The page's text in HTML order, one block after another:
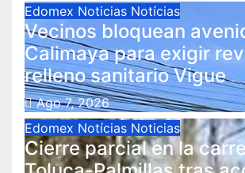
Edomex Noticias Notícias
Vecinos bloquean
Calimaya para exigir
relleno sanitario Vigue
Ago 7, 2026
Edomex Notícias Noticias
Cierre parcial en la